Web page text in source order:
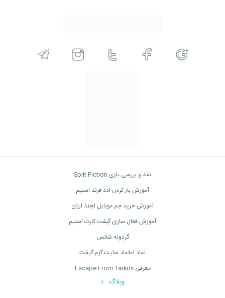
نقد و بررسی بازی Split Fiction
آموزش باز کردن ادد فرند استیم
آموزش خرید جم موبایل لجند ارزان
آموزش فعال سازی گیفت کارت استیم
گردونه شانس
نماد اعتماد سایت گیم گیفت
معرفی Escape From Tarkov
وبلاگ